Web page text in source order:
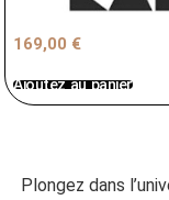
169,00 €
Ajoutez au panier
Plongez dans